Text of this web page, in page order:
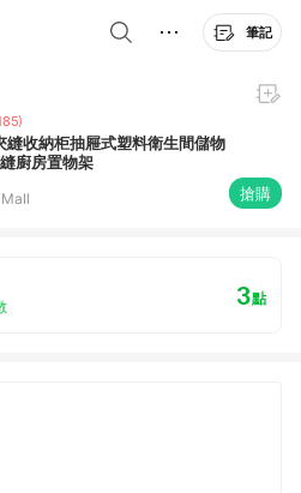
筆記
收納柜抽屜式塑料衛生間儲物
廚房置物架
搶購
3點